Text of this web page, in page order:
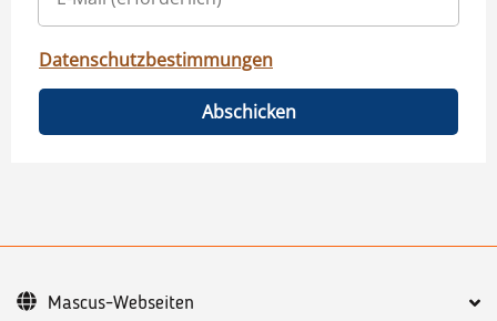
Datenschutzbestimmungen
Abschicken
Mascus-Webseiten